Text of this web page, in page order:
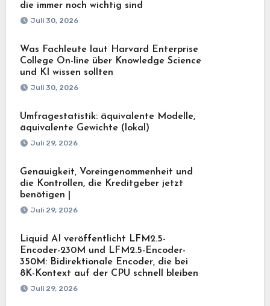
die immer noch wichtig sind
Juli 30, 2026
Was Fachleute laut Harvard Enterprise
College On-line über Knowledge Science
und KI wissen sollten
Juli 30, 2026
Umfragestatistik: äquivalente Modelle,
äquivalente Gewichte (lokal)
Juli 29, 2026
Genauigkeit, Voreingenommenheit und
die Kontrollen, die Kreditgeber jetzt
benötigen |
Juli 29, 2026
Liquid AI veröffentlicht LFM2.5-
Encoder-230M und LFM2.5-Encoder-
350M: Bidirektionale Encoder, die bei
8K-Kontext auf der CPU schnell bleiben
Juli 29, 2026